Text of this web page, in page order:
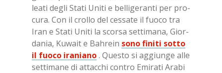
lea­ti de­gli Sta­ti Uni­ti e bel­li­ge­ran­ti per pro­
cu­ra. Con il crol­lo del ces­sa­te il fuo­co tra
Iran e Sta­ti Uni­ti la scor­sa set­ti­ma­na, Gior­
da­nia, Ku­wait e Bah­rein sono fi­ni­ti sot­to
il fuo­co ira­nia­no. Que­sto si ag­giun­ge alle
set­ti­ma­ne di at­tac­chi con­tro Emi­ra­ti Ara­bi